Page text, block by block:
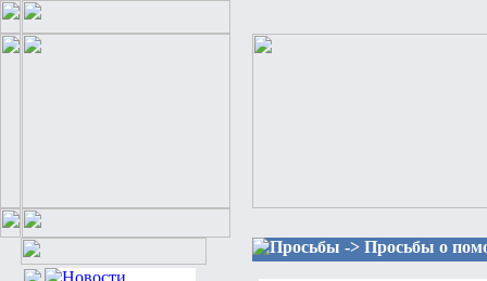
Просьбы -> Просьбы о